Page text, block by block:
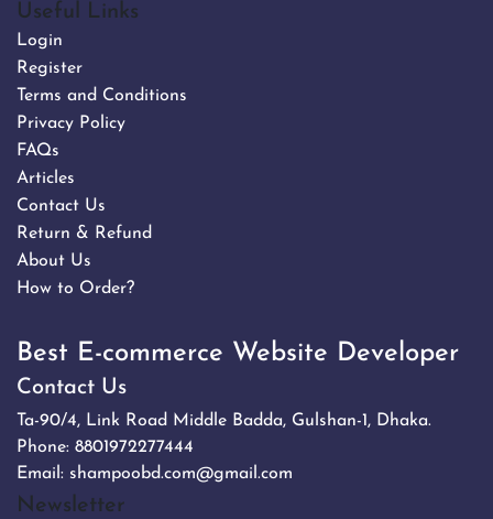
Useful Links
Login
Register
Terms and Conditions
Privacy Policy
FAQs
Articles
Contact Us
Return & Refund
About Us
How to Order?
Best E-commerce Website Developer
Contact Us
Ta-90/4, Link Road Middle Badda, Gulshan-1, Dhaka.
Phone: 8801972277444
Email: shampoobd.com@gmail.com
Newsletter